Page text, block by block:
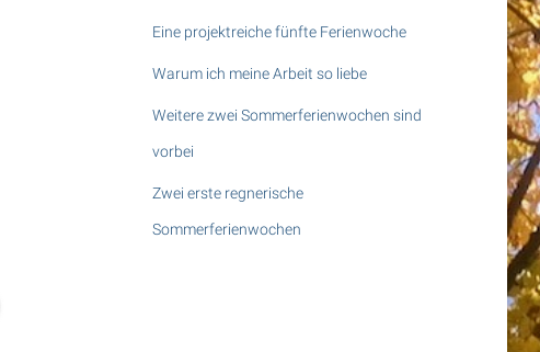
Eine projektreiche fünfte Ferienwoche
Warum ich meine Arbeit so liebe
Weitere zwei Sommerferienwochen sind
vorbei
Zwei erste regnerische
Sommerferienwochen